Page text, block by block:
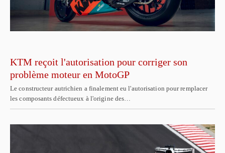
KTM reçoit l'autorisation pour corriger son
problème moteur en MotoGP
Le constructeur autrichien a finalement eu l'autorisation pour remplacer
les composants défectueux à l'origine des…